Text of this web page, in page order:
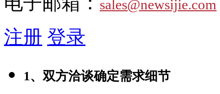
sales@newsijie.com
注册 登录
1、双方洽谈确定需求细节